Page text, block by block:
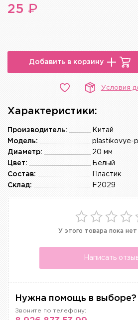
25 ₽
Добавить в корзину
Условия
Характеристики:
Китай
Производитель:
plastikovye-
Модель:
20 мм
Диаметр:
Белый
Цвет:
Пластик
Состав:
F2029
Склад:
У этого товара пока
Написать
Нужна помощь в выборе?
Звоните по телефону: